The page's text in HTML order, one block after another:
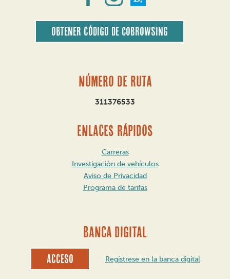
Obtener código de CoBrowsing
Número de ruta
311376533
ENLACES RÁPIDOS
Carreras
Investigación de vehículos
Aviso de Privacidad
Programa de tarifas
BANCA DIGITAL
Acceso Regístrese en la banca digital